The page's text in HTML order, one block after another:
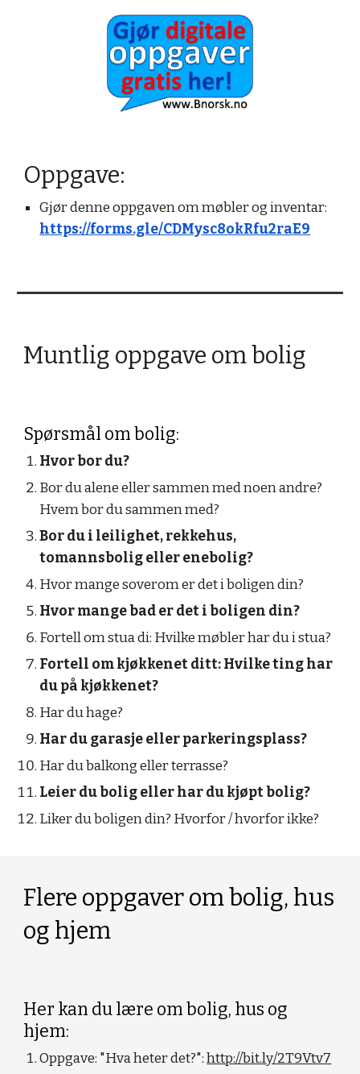
Oppgave:
https://forms.gle/CDMysc8okRfu2raE9
Muntlig oppgave om bolig
Spørsmål om bolig:
Hvor bor du?
Bor du alene eller sammen med noen andre?
Hvem bor du sammen med?
Bor du i leilighet, rekkehus,
tomannsbolig eller enebolig?
Hvor mange soverom er det i boligen din?
Hvor mange bad er det i boligen din?
Fortell om stua di: Hvilke møbler har du i stua?
Fortell om kjøkkenet ditt: Hvilke ting har
du på kjøkkenet?
Har du hage?
Har du garasje eller parkeringsplass?
Har du balkong eller terrasse?
Leier du bolig eller har du kjøpt bolig?
Liker du boligen din? Hvorfor / hvorfor ikke?
Flere oppgaver om bolig, hus
og hjem
Her kan du lære om bolig, hus og
hjem:
Oppgave: "Hva heter det?": http://bit.ly/2T9Vtv7